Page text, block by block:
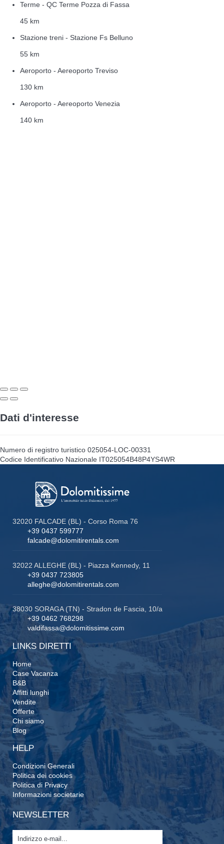
Terme - QC Terme Pozza di Fassa
45 km
Stazione treni - Stazione Fs Belluno
55 km
Aeroporto - Aereoporto Treviso
130 km
Aeroporto - Aereoporto Venezia
140 km
Dati d'interesse
Numero di registro turistico 025054-LOC-00331
Codice Identificativo Nazionale IT025054B48P4YS4WR
32020 FALCADE (BL) - Corso Roma 76
+39 0437 599777
falcade@dolomitirentals.com
32022 ALLEGHE (BL) - Piazza Kennedy, 11
+39 0437 723805
alleghe@dolomitirentals.com
38030 SORAGA (TN) - Stradon de Fascia, 10/a
+39 0462 768298
valdifassa@dolomitissime.com
LINKS DIRETTI
Home
Case Vacanza
B&B
Affitti lunghi
Vendite
Offerte
Chi siamo
Blog
HELP
Condizioni Generali
Politica dei cookies
Politica di Privacy
Informazioni societarie
NEWSLETTER